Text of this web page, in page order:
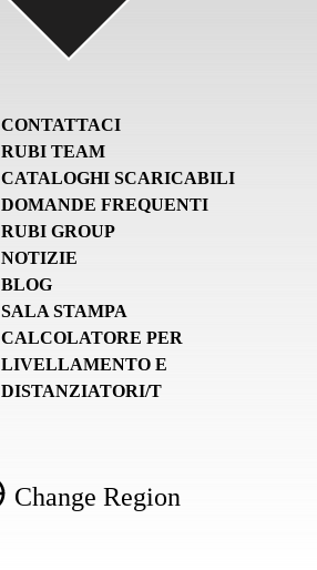
CONTATTACI
RUBI TEAM
CATALOGHI SCARICABILI
DOMANDE FREQUENTI
RUBI GROUP
NOTIZIE
BLOG
SALA STAMPA
CALCOLATORE PER
LIVELLAMENTO E
DISTANZIATORI/T
Change Region